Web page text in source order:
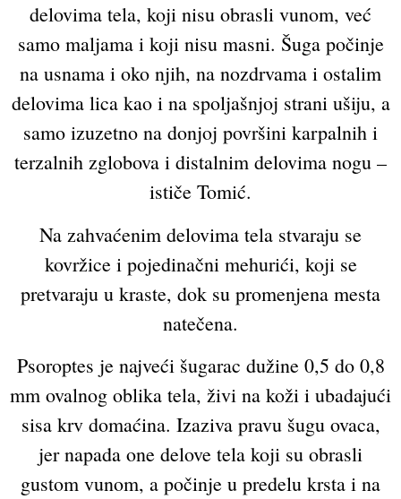
delovima tela, koji nisu obrasli vunom, već
samo maljama i koji nisu masni. Šuga počinje
na usnama i oko njih, na nozdrvama i ostalim
delovima lica kao i na spoljašnjoj strani ušiju, a
samo izuzetno na donjoj površini karpalnih i
terzalnih zglobova i distalnim delovima nogu –
ističe Tomić.
Na zahvaćenim delovima tela stvaraju se
kovržice i pojedinačni mehurići, koji se
pretvaraju u kraste, dok su promenjena mesta
natečena.
Psoroptes je najveći šugarac dužine 0,5 do 0,8
mm ovalnog oblika tela, živi na koži i ubadajući
sisa krv domaćina. Izaziva pravu šugu ovaca,
jer napada one delove tela koji su obrasli
gustom vunom, a počinje u predelu krsta i na